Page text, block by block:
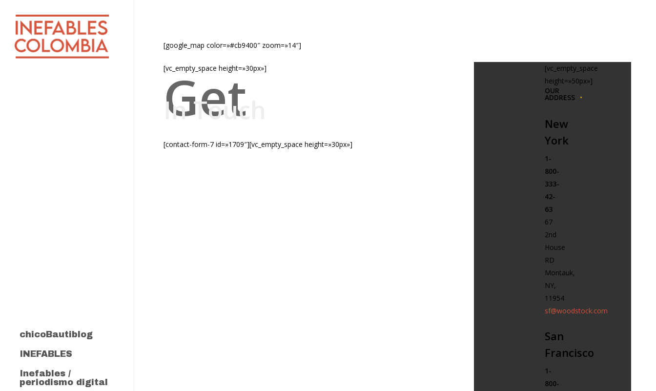
content
chicoBautiblog
INEFABLES
Inefables /
periodismo digital
[google_map color=»#cb9400″ zoom=»14″]
[vc_empty_space height=»30px»]
Get
In Touch
[contact-form-7 id=»1709″][vc_empty_space height=»30px»]
[vc_empty_space
height=»50px»]
OUR
ADDRESS
New
York
1-
800-
333-
42-
63
67
2nd
House
RD
Montauk,
NY,
11954
sf@woodstock.com
San
Francisco
1-
800-